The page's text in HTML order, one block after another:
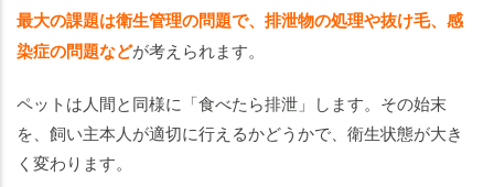
最大の課題は衛生管理の問題で、排泄物の処理や抜け毛、感
染症の問題などが考えられます。
ペットは人間と同様に「食べたら排泄」します。その始末
を、飼い主本人が適切に行えるかどうかで、衛生状態が大き
く変わります。